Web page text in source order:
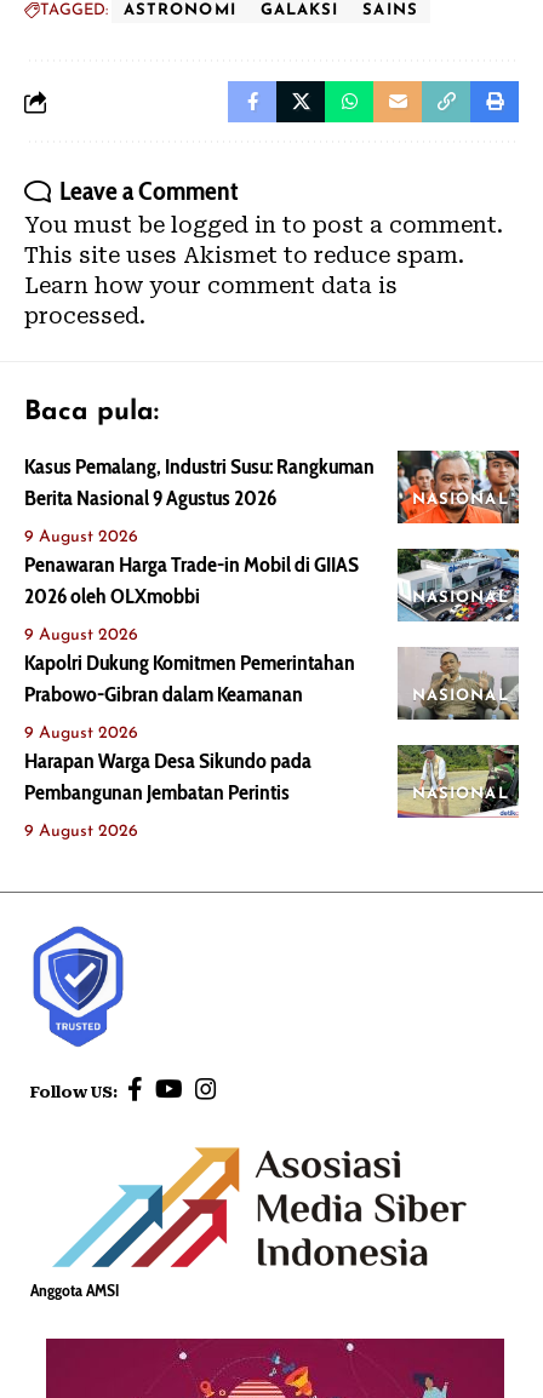
TAGGED: ASTRONOMI GALAKSI SAINS
Leave a Comment
You must be logged in to post a comment.
This site uses Akismet to reduce spam.
Learn how your comment data is
processed.
Baca pula:
NASIONAL
Kasus Pemalang, Industri Susu: Rangkuman
Berita Nasional 9 Agustus 2026
9 August 2026
NASIONAL
Penawaran Harga Trade-in Mobil di GIIAS
2026 oleh OLXmobbi
9 August 2026
NASIONAL
Kapolri Dukung Komitmen Pemerintahan
Prabowo-Gibran dalam Keamanan
9 August 2026
NASIONAL
Harapan Warga Desa Sikundo pada
Pembangunan Jembatan Perintis
9 August 2026
Follow US:
Anggota AMSI